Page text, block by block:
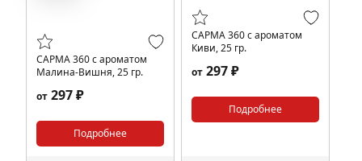
САРМА 360 с ароматом
Малина-Вишня, 25 гр.
от 297 ₽
Подробнее
САРМА 360 с ароматом
Киви, 25 гр.
от 297 ₽
Подробнее